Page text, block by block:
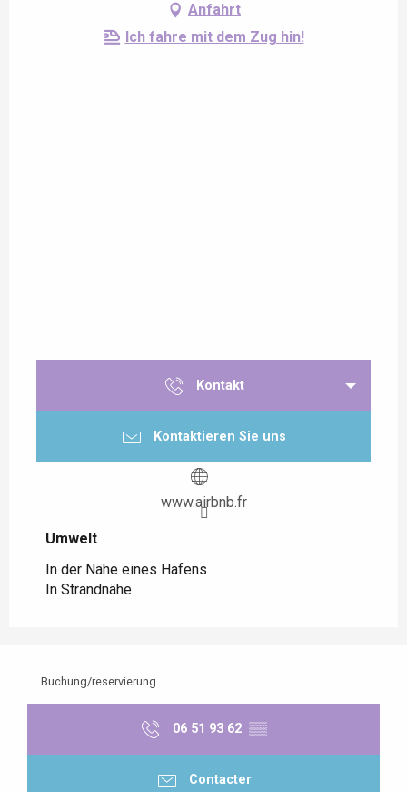
Anfahrt
Ich fahre mit dem Zug hin!
Kontakt
Kontaktieren Sie uns
www.airbnb.fr
Umwelt
Umwelt
In der Nähe eines Hafens
In Strandnähe
Buchung/reservierung
06 51 93 62 ▒▒
Contacter